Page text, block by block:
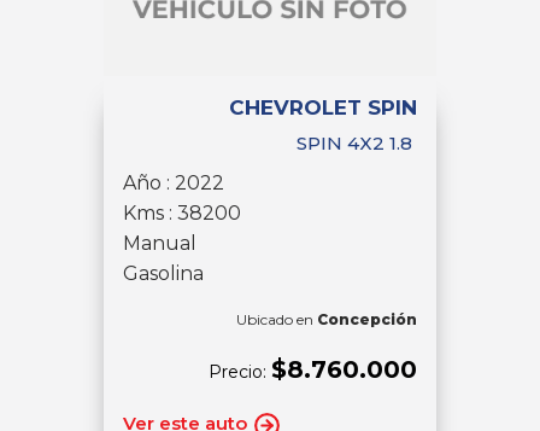
CHEVROLET SPIN
SPIN 4X2 1.8
Año : 2022
Kms : 38200
Manual
Gasolina
Ubicado en Concepción
Precio: $8.760.000
Ver este auto